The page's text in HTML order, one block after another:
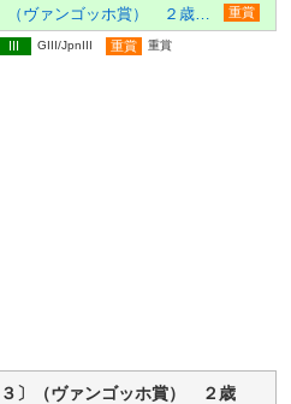
重賞
III GIII/JpnIII 重賞 重賞
３〕（ヴァンゴッホ賞） ２歳